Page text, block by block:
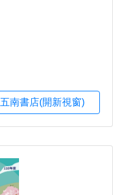
五南書店(開新視窗)